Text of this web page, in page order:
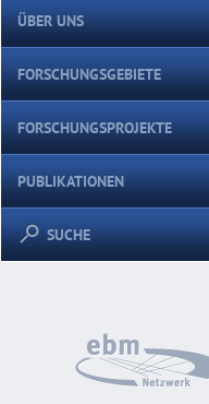
ÜBER UNS
FORSCHUNGSGEBIETE
FORSCHUNGSPROJEKTE
PUBLIKATIONEN
SUCHE